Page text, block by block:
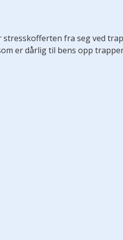
fra seg ved
er dårlig til bens opp